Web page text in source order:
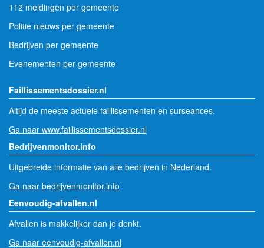
112 meldingen per gemeente
Politie nieuws per gemeente
Bedrijven per gemeente
Evenementen per gemeente
Faillissementsdossier.nl
Altijd de meeste actuele faillissementen en surseances.
Ga naar www.faillissementsdossier.nl
Bedrijvenmonitor.info
Uitgebreide informatie van alle bedrijven in Nederland.
Ga naar bedrijvenmonitor.info
Eenvoudig-afvallen.nl
Afvallen is makkelijker dan je denkt.
Ga naar eenvoudig-afvallen.nl